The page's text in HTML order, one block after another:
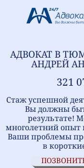
АДВОКАТ В
АНДРЕЙ
321
Стаж успешной
Вы должны
результате!
многолетний опыт
Ваши проблемы
в